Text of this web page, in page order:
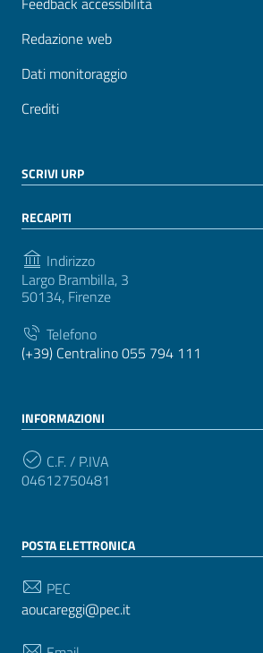
Redazione web
Dati monitoraggio
Crediti
SCRIVI URP
RECAPITI
Indirizzo
Largo Brambilla, 3
50134, Firenze
Telefono
(+39) Centralino 055 794 111
INFORMAZIONI
C.F. / P.IVA
04612750481
POSTA ELETTRONICA
PEC
aoucareggi@pec.it